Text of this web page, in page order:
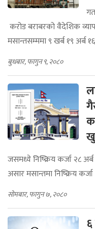
करोड बराबरको वैदेशिक
मसान्तसम्ममा ९ खर्ब १९ अर्ब
बुधबार, फागुन ९, २०८०
जसमध्ये निष्क्रिय कर्जा २८
असार मसान्तमा निष्क्रिय
सोमबार, फागुन ७, २०८०